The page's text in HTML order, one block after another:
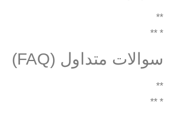
**
* **
سوالات متداول (FAQ)
**
* **